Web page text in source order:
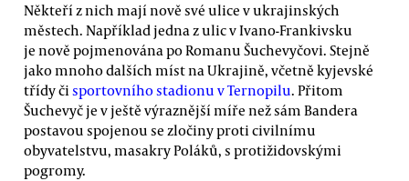
Někteří z nich mají nově své ulice v ukrajinských
městech. Například jedna z ulic v Ivano-Frankivsku
je nově pojmenována po Romanu Šuchevyčovi. Stejně
jako mnoho dalších míst na Ukrajině, včetně kyjevské
třídy čisportovního stadionu v Ternopilu. Přitom
Šuchevyč je v ještě výraznější míře než sám Bandera
postavou spojenou se zločiny proti civilnímu
obyvatelstvu, masakry Poláků, s protižidovskými
pogromy.